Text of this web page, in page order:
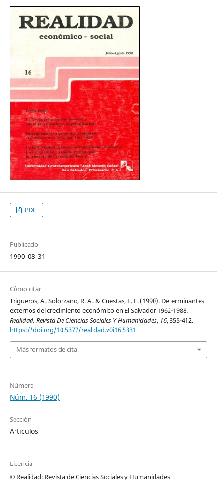
PDF
Publicado
1990-08-31
Cómo citar
Trigueros, A., Solorzano, R. A., & Cuestas, E. E. (1990). Determinantes
externos del crecimiento económico en El Salvador 1962-1988.
Realidad, Revista De Ciencias Sociales Y Humanidades, 16, 355-412.
https://doi.org/10.5377/realidad.v0i16.5331
Más formatos de cita
Número
Núm. 16 (1990)
Sección
Artículos
Licencia
© Realidad: Revista de Ciencias Sociales y Humanidades